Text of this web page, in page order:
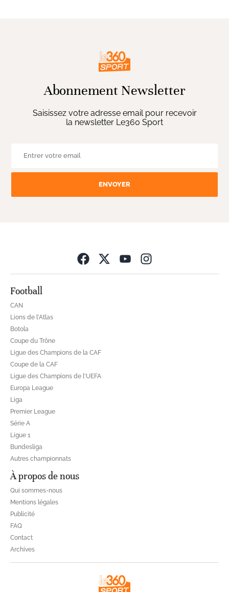
Abonnement Newsletter
Saisissez votre adresse email pour recevoir
la newsletter Le360 Sport
ENVOYER
Football
CAN
Lions de l'Atlas
Botola
Coupe du Trône
Ligue des Champions de la CAF
Coupe de la CAF
Ligue des Champions de l'UEFA
Europa League
Liga
Premier League
Série A
Ligue 1
Bundesliga
Autres championnats
À propos de nous
Qui sommes-nous
Mentions légales
Publicité
FAQ
Contact
Archives